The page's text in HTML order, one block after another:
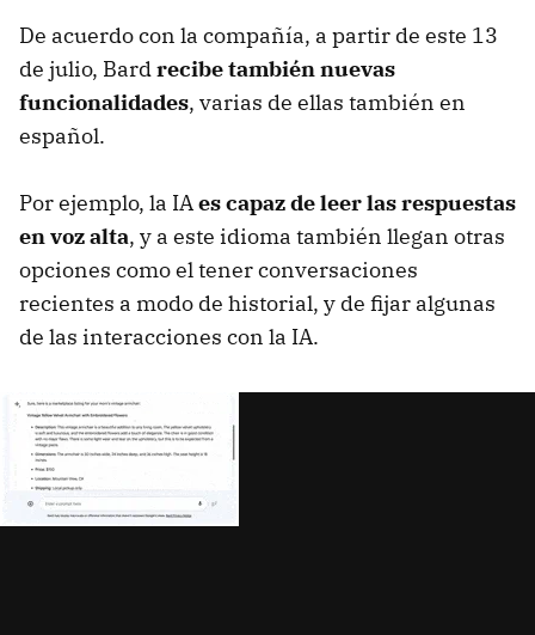
De acuerdo con la compañía, a partir de este 13
de julio, Bardrecibe también nuevas
funcionalidades, varias de ellas también en
español.
Por ejemplo, la IAes capaz de leer las respuestas
en voz alta, y a este idioma también llegan otras
opciones como el tener conversaciones
recientes a modo de historial, y de fijar algunas
de las interacciones con la IA.